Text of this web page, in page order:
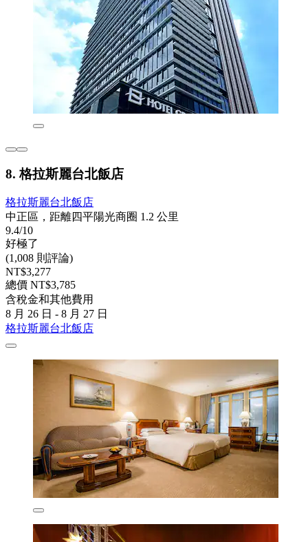
8. 格拉斯麗台北飯店
格拉斯麗台北飯店
中正區，距離四平陽光商圈 1.2 公里
9.4/10
好極了
(1,008 則評論)
NT$3,277
總價 NT$3,785
含稅金和其他費用
8 月 26 日 - 8 月 27 日
格拉斯麗台北飯店